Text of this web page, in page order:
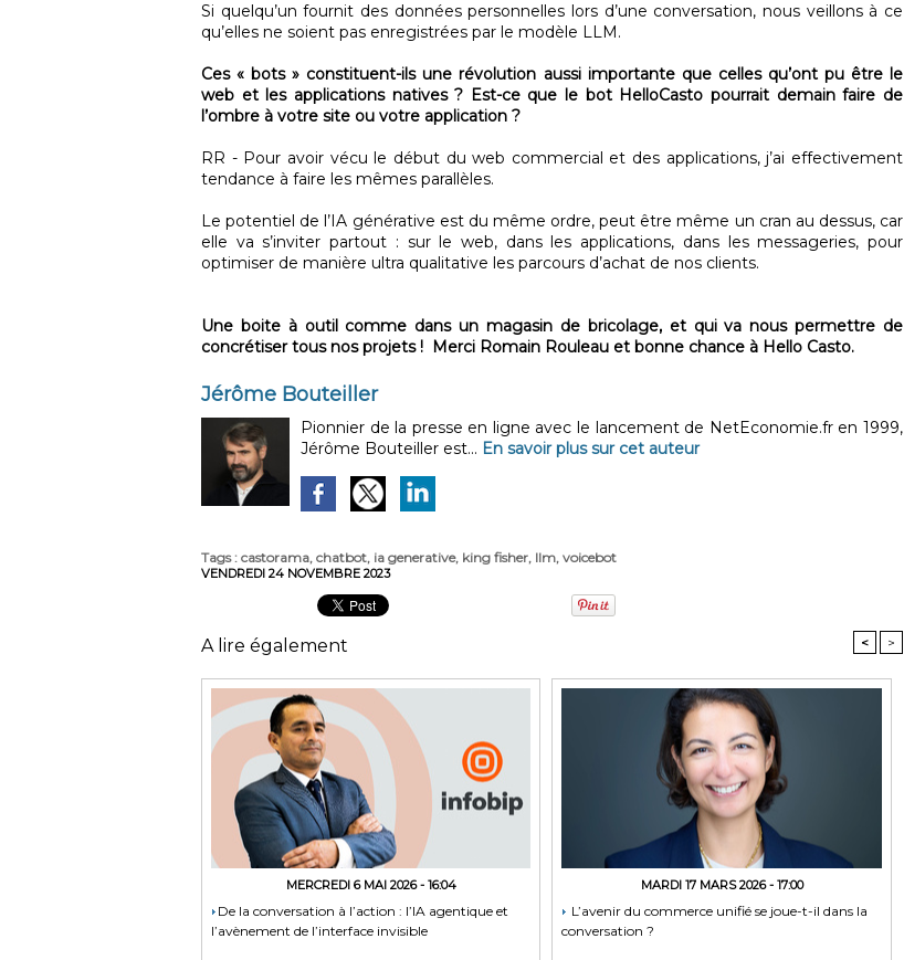
Si quelqu’un fournit des données personnelles lors d’une conversation, nous veillons à ce
qu’elles ne soient pas enregistrées par le modèle LLM.
Ces « bots » constituent-ils une révolution aussi importante que celles qu’ont pu être le
web et les applications natives ? Est-ce que le bot HelloCasto pourrait demain faire de
l’ombre à votre site ou votre application ?
RR - Pour avoir vécu le début du web commercial et des applications, j’ai effectivement
tendance à faire les mêmes parallèles.
Le potentiel de l’IA générative est du même ordre, peut être même un cran au dessus, car
elle va s’inviter partout : sur le web, dans les applications, dans les messageries, pour
optimiser de manière ultra qualitative les parcours d’achat de nos clients.
Une boite à outil comme dans un magasin de bricolage, et qui va nous permettre de
concrétiser tous nos projets ! Merci Romain Rouleau et bonne chance à Hello Casto.
Jérôme Bouteiller
Pionnier de la presse en ligne avec le lancement de NetEconomie.fr en 1999,
Jérôme Bouteiller est... En savoir plus sur cet auteur
Tags: castorama, chatbot, ia generative, king fisher, llm, voicebot
VENDREDI 24 NOVEMBRE 2023
A lire également < >
MERCREDI 6 MAI 2026 - 16:04
​De la conversation à l’action : l’IA agentique et
l’avènement de l’interface invisible
MARDI 17 MARS 2026 - 17:00
L’avenir du commerce unifié se joue-t-il dans la
conversation ?